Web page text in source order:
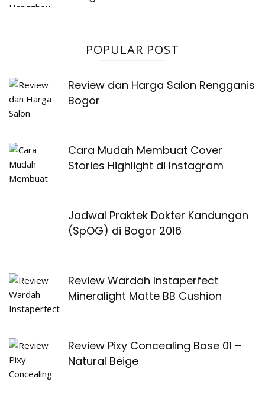
POPULAR POST
Review dan Harga Salon Rengganis
Bogor
Cara Mudah Membuat Cover
Stories Highlight di Instagram
Jadwal Praktek Dokter Kandungan
(SpOG) di Bogor 2016
Review Wardah Instaperfect
Mineralight Matte BB Cushion
Review Pixy Concealing Base 01 –
Natural Beige